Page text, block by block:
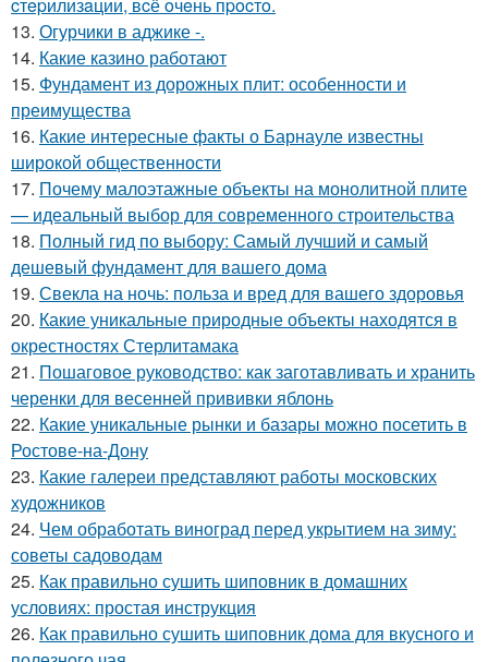
13. Огурчики в аджике -.
14. Какие казино работают
15. Фундамент из дорожных плит: особенности и
преимущества
16. Какие интересные факты о Барнауле известны
широкой общественности
17. Почему малоэтажные объекты на монолитной плите
— идеальный выбор для современного строительства
18. Полный гид по выбору: Самый лучший и самый
дешевый фундамент для вашего дома
19. Свекла на ночь: польза и вред для вашего здоровья
20. Какие уникальные природные объекты находятся в
окрестностях Стерлитамака
21. Пошаговое руководство: как заготавливать и хранить
черенки для весенней прививки яблонь
22. Какие уникальные рынки и базары можно посетить в
Ростове-на-Дону
23. Какие галереи представляют работы московских
художников
24. Чем обработать виноград перед укрытием на зиму:
советы садоводам
25. Как правильно сушить шиповник в домашних
условиях: простая инструкция
26. Как правильно сушить шиповник дома для вкусного и